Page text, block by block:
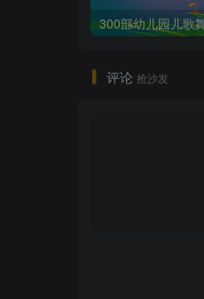
评论 抢沙发